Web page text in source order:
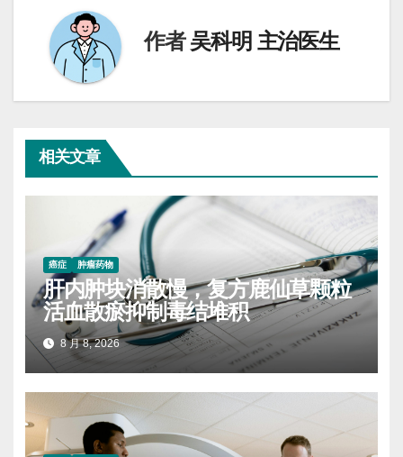
航
作者吴科明 主治医生
相关文章
癌症 肿瘤药物
肝内肿块消散慢，复方鹿仙草颗粒
活血散瘀抑制毒结堆积
8 月 8, 2026